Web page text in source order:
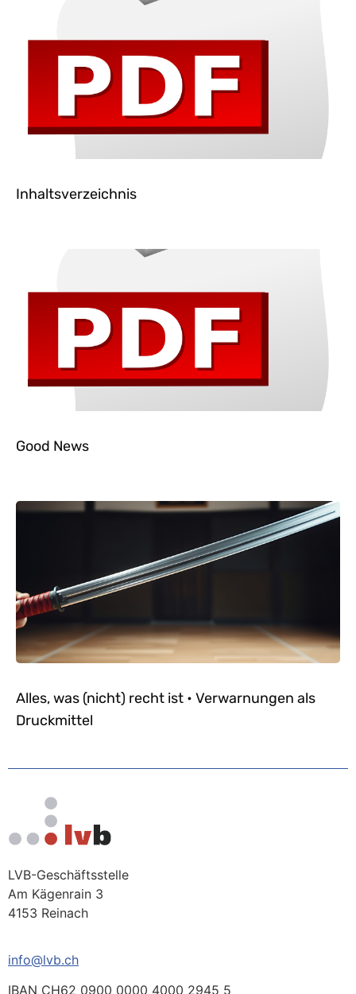
Inhaltsverzeichnis
Good News
Alles, was (nicht) recht ist • Verwarnungen als
Druckmittel
LVB-Geschäftsstelle
Am Kägenrain 3
4153 Reinach
info@lvb.ch
IBAN CH62 0900 0000 4000 2945 5